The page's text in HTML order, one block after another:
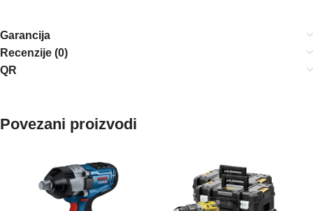
Garancija
Recenzije (0)
QR
Povezani proizvodi